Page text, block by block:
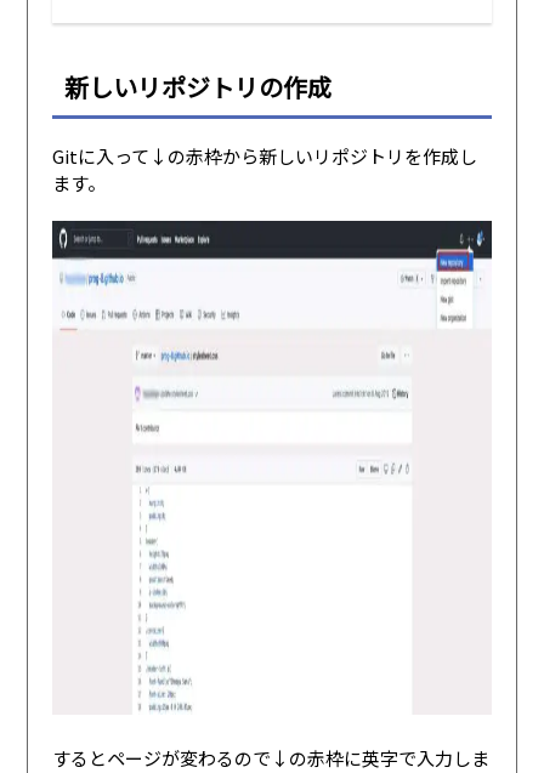
新しいリポジトリの作成
Gitに入って↓の赤枠から新しいリポジトリを作成し
ます。
するとページが変わるので↓の赤枠に英字で入力しま